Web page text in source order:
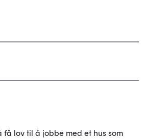
få lov til å jobbe med et hus som